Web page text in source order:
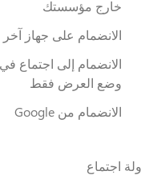
خارج مؤسستك
الانضمام على جهاز آخر
الانضمام إلى اجتماع في
وضع العرض فقط
الانضمام من Google
اجتماع